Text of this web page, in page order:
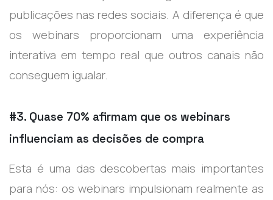
publicações nas redes sociais. A diferença é que
os webinars proporcionam uma experiência
interativa em tempo real que outros canais não
conseguem igualar.
#3. Quase 70% afirmam que os webinars
influenciam as decisões de compra
Esta é uma das descobertas mais importantes
para nós: os webinars impulsionam realmente as